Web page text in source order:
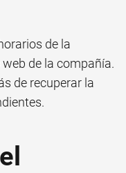
de la
de la compañía.
de recuperar la